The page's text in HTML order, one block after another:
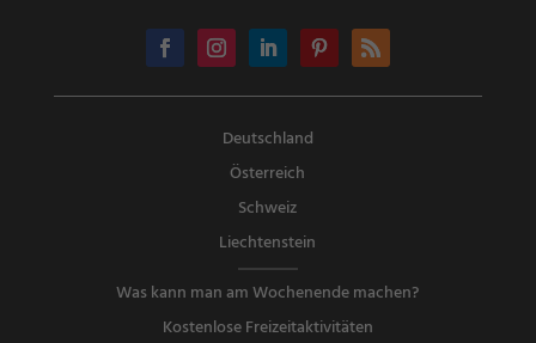
Deutschland
Österreich
Schweiz
Liechtenstein
Was kann man am Wochenende machen?
Kostenlose Freizeitaktivitäten